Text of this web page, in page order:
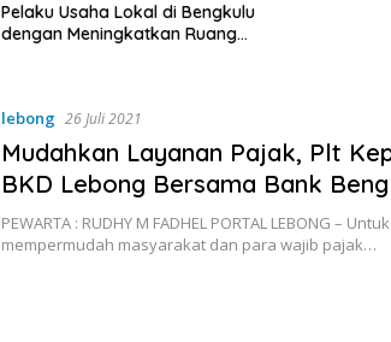
lebong 26 Juli 2021
Mudahkan Layanan Pajak, Plt
BKD Lebong Bersama Bank
Tandatangani PKS
PEWARTA : RUDHY M FADHEL PORTAL LEBONG – Untuk
mempermudah masyarakat dan para wajib pajak…